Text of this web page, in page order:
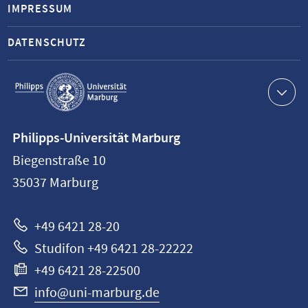
Service-
Navigation
IMPRESSUM
DATENSCHUTZ
Philipps-
Universität
Marburg
Philipps-Universität Marburg
Biegenstraße 10
35037 Marburg
+49 6421 28-20
Studifon +49 6421 28-22222
+49 6421 28-22500
info@uni-marburg.de